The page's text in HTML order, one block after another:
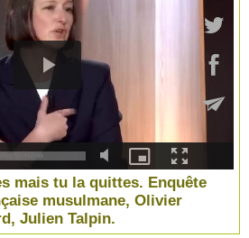
mais tu la quittes. Enquête
musulmane, Olivier
Julien Talpin.